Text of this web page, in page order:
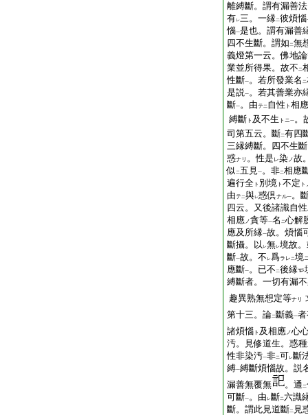
離縛斷。謂有漏善
有レ三。一縁二彼煩惱
惱一是也。謂有漏善
四不生斷。謂如 二無
義燈第一云。佛地
業並所得果。故不 二
性斷一。若所發業名 二
是説一。若其善業亦
斷一。由テ二 自性 ト 相應
縛斷 ト 及不生 トニ一。
司第五云。斷二有四
三縁縛斷。四不生
惑ナリ 。性是 レ染ノ故
似 二五見一。非二相應
遍行全 ト 別境 ト 不定 ト
由テ二與レ惑倶ナル一。
四云。又後諸識自性
相應ノ貪等一名 二心解
應及所縁一故。煩惱
斷攝。以 レ無レ境故
斷一故。不 レ爲ラレ 二境
應斷一。已不 二後縁
縛斷者。一切有漏
趣異熟無想定等ナリ
第十三。論二 斷義一
諸煩惱 ト 及相應ノ心
汚。見修道生。惑
性非染汚一非二可レ斷
縛一縛斷煩惱故。説
漏善無覆無
。通 二
可斷一。由 レ斷二六識
斷。謂此見道斷二 見